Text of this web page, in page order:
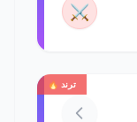
⚔️
ترند 🔥